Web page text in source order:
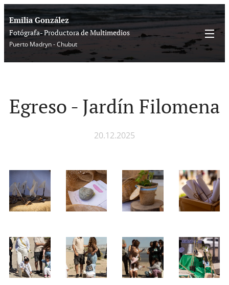
Emilia González
Fotógrafa- Productora de Multimedios
Puerto Madryn - Chubut
Egreso - Jardín Filomena
20.12.2025